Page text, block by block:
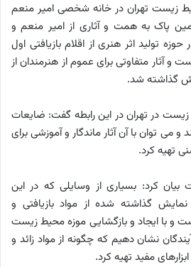
زیست تهران در خانه شخصی امیر منعم
پاک به همت و آثاری از امیر منعم و
تولید اثر هنری از اقلام بازیافتی اول
و آثار متفاوتی برای عموم از هنرمندان از
زیست در تهران در این رابطه گفت: ضایعات
توان با آن آثار ماندگار و آموزشی برای
تهیه کرد.
بیان کرد: بسیاری از وسایلی که در این
گذاشته شده از مواد بازیافتی و
با ایجاد و بازگشایی موزه محیط زیست
نشان دهیم که چگونه از مواد زائد و
مفید تهیه کرد.